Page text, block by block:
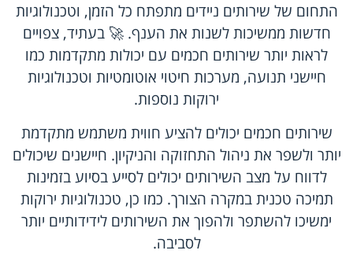
התחום של שירותים ניידים מתפתח כל הזמן, וטכנולוגיות
חדשות ממשיכות לשנות את הענף. 🚀 בעתיד, צפויים
לראות יותר שירותים חכמים עם יכולות מתקדמות כמו
חיישני תנועה, מערכות חיטוי אוטומטיות וטכנולוגיות
ירוקות נוספות.
שירותים חכמים יכולים להציע חווית משתמש מתקדמת
יותר ולשפר את ניהול התחזוקה והניקיון. חיישנים שיכולים
לדווח על מצב השירותים יכולים לסייע בסיוע בזמינות
תמיכה טכנית במקרה הצורך. כמו כן, טכנולוגיות ירוקות
ימשיכו להשתפר ולהפוך את השירותים לידידותיים יותר
לסביבה.